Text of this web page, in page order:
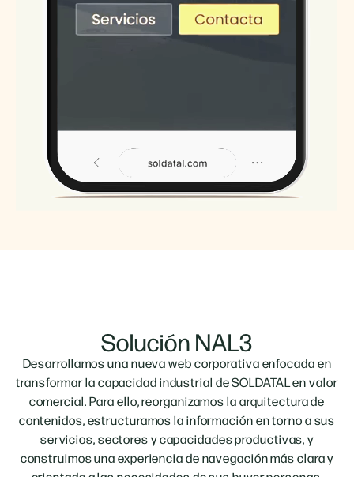
Solución NAL3
Desarrollamos una nueva web corporativa enfocada en
transformar la capacidad industrial de SOLDATAL en valor
comercial. Para ello, reorganizamos la arquitectura de
contenidos, estructuramos la información en torno a sus
servicios, sectores y capacidades productivas, y
construimos una experiencia de navegación más clara y